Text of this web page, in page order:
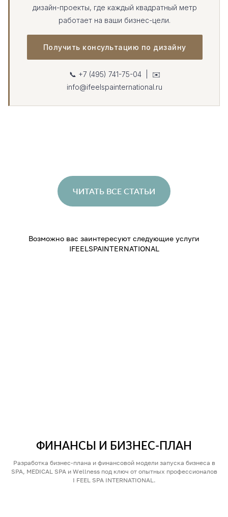
дизайн-проекты, где каждый квадратный метр
работает на ваши бизнес-цели.
Получить консультацию по дизайну
📞 +7 (495) 741-75-04 | ✉️
info@ifeelspainternational.ru
ЧИТАТЬ ВСЕ СТАТЬИ
Возможно вас заинтересуют следующие услуги
IFEELSPAINTERNATIONAL
ФИНАНСЫ И БИЗНЕС-ПЛАН
Разработка бизнес-плана и финансовой модели запуска бизнеса в
SPA, MEDICAL SPA и Wellness под ключ от опытных профессионалов
I FEEL SPA INTERNATIONAL.